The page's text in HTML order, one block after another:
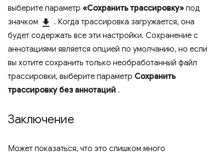
выберите параметр «Сохранить трассировку» под
значком download . Когда трассировка загружается, она
будет содержать все эти настройки. Сохранение с
аннотациями является опцией по умолчанию, но если
вы хотите сохранить только необработанный файл
трассировки, выберите параметр Сохранить
трассировку без аннотаций .
Заключение
Может показаться, что это слишком много